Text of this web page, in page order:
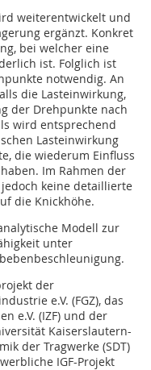
weiterentwickelt und
ergänzt. Konkret
bei welcher eine
ist. Folglich ist
notwendig. An
die Lasteinwirkung,
der Drehpunkte nach
wird entsprechend
Lasteinwirkung
die wiederum Einfluss
Im Rahmen der
keine detaillierte
die Knickhöhe.
Modell zur
unter
der
e.V. (FGZ), das
e.V. (IZF) und der
Kaiserslautern-
der Tragwerke (SDT)
IGF-Projekt